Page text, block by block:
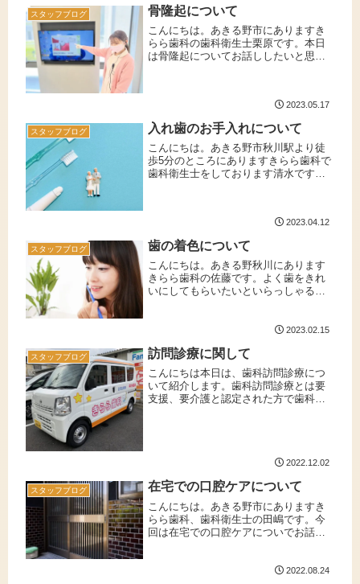
す。...
スタッフブログ 骨隆起について
こんにちは。あきる野市にありますき
らら歯科の歯科衛生士栗原です。本日
は骨隆起についてお話ししたいと思い
である可能性があります。骨隆起と
は？...
2023.05.17
スタッフブログ 入れ歯のお手入れについて
こんにちは。あきる野市秋川駅より徒
歩5分のところにありますきらら歯科で
歯科衛生士をしております清水です。
作る方も多いと思います。入れ歯...
2023.04.12
スタッフブログ 歯の着色について
こんにちは。あきる野秋川にあります
きらら歯科の佐藤です。よく歯をきれ
いにしてもらいたいといらっしゃる患
ものから不明なものまで、除去できる
ま...
2023.02.15
スタッフブログ 訪問診療に関して
こんにちは本日は、歯科訪問診療につ
いて紹介します。歯科訪問診療とは要
支援、要介護と認定された方で歯科医
2022.12.02
スタッフブログ 在宅での口腔ケアについて
こんにちは。あきる野市にありますき
らら歯科、歯科衛生士の田嶋です。今
回は在宅での口腔ケアについでお話し
なく、身体の健康維持の役割も担って
2022.08.24